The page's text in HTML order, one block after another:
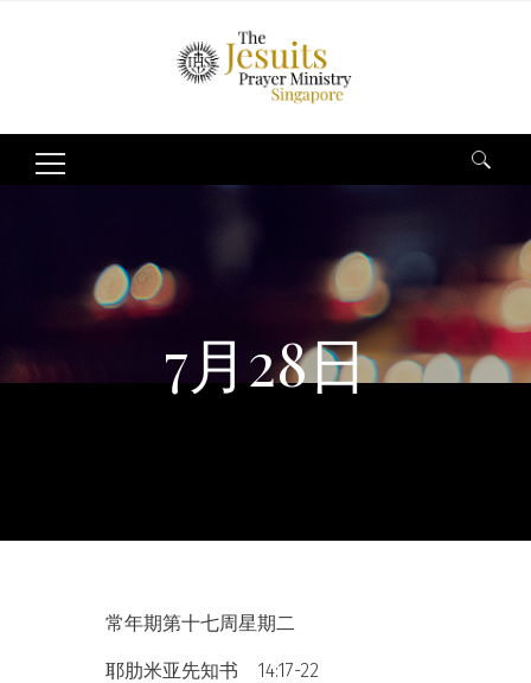
Search
7月28日
常年期第十七周星期二
耶肋米亚先知书 14:17-22